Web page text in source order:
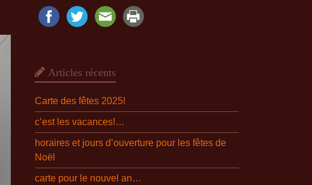
Articles récents
Carte des fêtes 2025!
c’est les vacances!…
horaires et jours d’ouverture pour les fêtes de
Noël
carte pour le nouvel an…